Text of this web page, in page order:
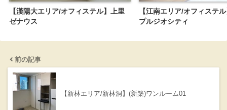
【漢陽大エリア/オフィステル】上里
ゼナウス
【江南エリア/オフィステ
プルジオシティ
前の記事
【新林エリア/新林洞】(新築)ワンルーム01